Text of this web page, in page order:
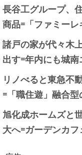
長谷工グループ、
商品=「ファミー
諸戸の家が代々木
出す=年内にも城
リノべると東急不
=「職住遊」融合
旭化成ホームズと
大へ=ガーデンカ